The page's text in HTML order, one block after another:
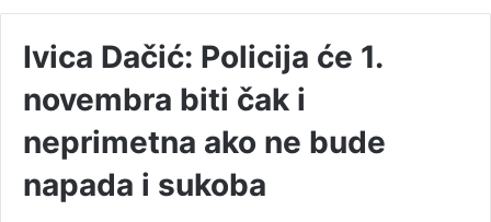
Ivica Dačić: Policija će 1.
novembra biti čak i
neprimetna ako ne bude
napada i sukoba